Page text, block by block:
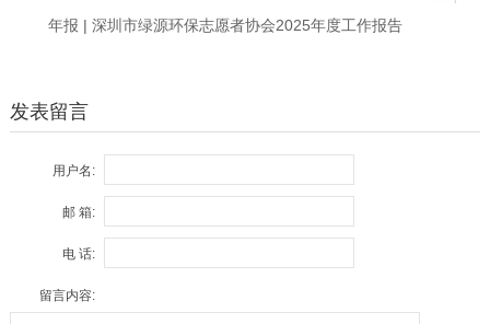
年报 | 深圳市绿源环保志愿者协会2025年度工作报告
发表留言
用户名:
邮 箱:
电 话:
留言内容: